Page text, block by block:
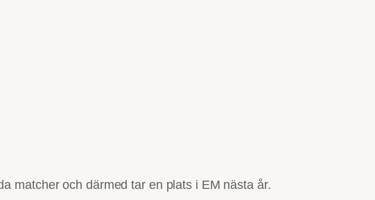
matcher och därmed tar en plats i EM nästa år.